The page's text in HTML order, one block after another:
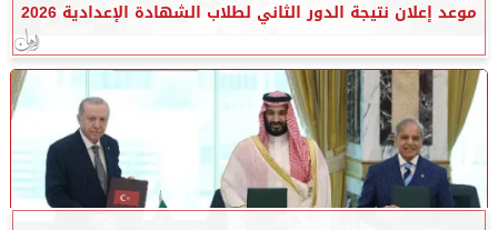
موعد إعلان نتيجة الدور الثاني لطلاب الشهادة الإعدادية 2026